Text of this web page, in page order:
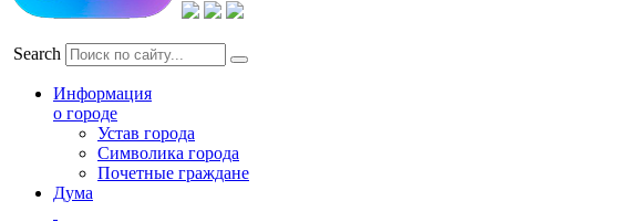
Search
Информация
о городе
Устав города
Символика города
Почетные граждане
Дума